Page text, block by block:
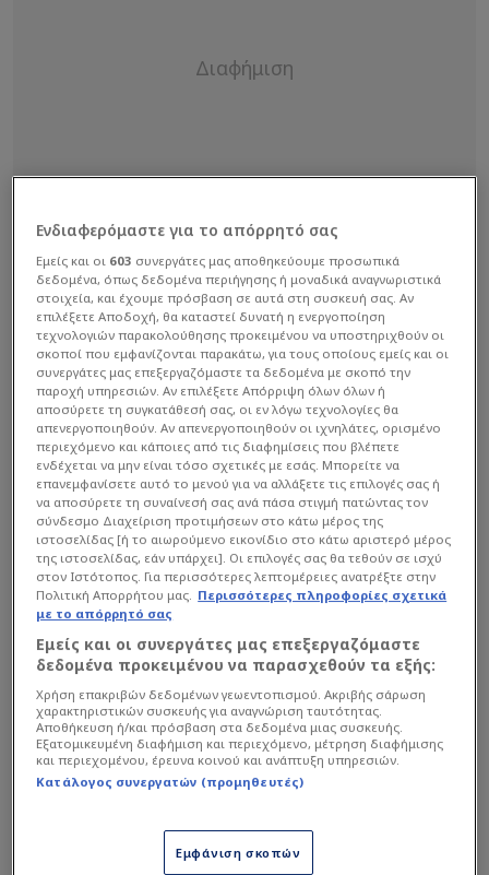
Η εξέλιξη αποκτά ιδιαίτερη σημασία, καθώς
έρχεται σε μια περίοδο κατά την οποία η ένταση
με τηνΤουρκίακλιμακώνεται εξαιτίας των
γεωπολιτικών εξελίξεων στην περιοχή και της
γεωπολιτικής αναβάθμισης της Ελλάδας. Η
Άγκυρα επιχειρεί για ακόμη μία φορά να
αμφισβητήσει τις εκδηλώσεις μνήμης της 19ης
Μαΐου στην Ελλάδα, μιλώντας περί
«παραποίησης της ιστορίας». Η ανακοίνωση του
τουρκικού ΥΠΕΞ προκάλεσε έντονες αντιδράσεις,
καθώς επιβεβαιώνει ότι η ιστορική μνήμη του
Ποντιακού Ελληνισμού παραμένει καρφί στο μάτι
της Άγκυρας.
Ο Νίκος Δένδιας, στην εκδήλωση που
δıοργανώθηκε από την Παμποντιακή Ομοσπονδία
Ενδιαφερόμαστε για το απόρρητό σας
Εμείς και οι 603 συνεργάτες μας αποθηκεύουμε προσωπικά
δεδομένα, όπως δεδομένα περιήγησης ή μοναδικά αναγνωριστικά
στοιχεία, και έχουμε πρόσβαση σε αυτά στη συσκευή σας. Αν
επιλέξετε Αποδοχή, θα καταστεί δυνατή η ενεργοποίηση
τεχνολογιών παρακολούθησης προκειμένου να υποστηριχθούν οι
σκοποί που εμφανίζονται παρακάτω, για τους οποίους εμείς και οι
συνεργάτες μας επεξεργαζόμαστε τα δεδομένα με σκοπό την
παροχή υπηρεσιών. Αν επιλέξετε Απόρριψη όλων όλων ή
αποσύρετε τη συγκατάθεσή σας, οι εν λόγω τεχνολογίες θα
απενεργοποιηθούν. Αν απενεργοποιηθούν οι ιχνηλάτες, ορισμένο
περιεχόμενο και κάποιες από τις διαφημίσεις που βλέπετε
ενδέχεται να μην είναι τόσο σχετικές με εσάς. Μπορείτε να
επανεμφανίσετε αυτό το μενού για να αλλάξετε τις επιλογές σας ή
να αποσύρετε τη συναίνεσή σας ανά πάσα στιγμή πατώντας τον
σύνδεσμο Διαχείριση προτιμήσεων στο κάτω μέρος της
ιστοσελίδας [ή το αιωρούμενο εικονίδιο στο κάτω αριστερό μέρος
της ιστοσελίδας, εάν υπάρχει]. Οι επιλογές σας θα τεθούν σε ισχύ
στον Ιστότοπος. Για περισσότερες λεπτομέρειες ανατρέξτε στην
Πολιτική Απορρήτου μας. Περισσότερες πληροφορίες σχετικά
με το απόρρητό σας
Εμείς και οι συνεργάτες μας επεξεργαζόμαστε
δεδομένα προκειμένου να παρασχεθούν τα εξής:
Χρήση επακριβών δεδομένων γεωεντοπισμού. Ακριβής σάρωση
χαρακτηριστικών συσκευής για αναγνώριση ταυτότητας.
Αποθήκευση ή/και πρόσβαση στα δεδομένα μιας συσκευής.
Εξατομικευμένη διαφήμιση και περιεχόμενο, μέτρηση διαφήμισης
και περιεχομένου, έρευνα κοινού και ανάπτυξη υπηρεσιών.
Κατάλογος συνεργατών (προμηθευτές)
Εμφάνιση σκοπών